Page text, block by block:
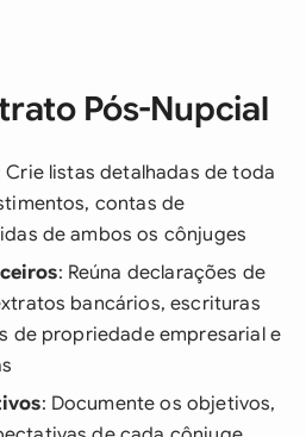
Pós-Nupcial
Crie listas detalhadas de toda
contas de
de ambos os cônjuges
: Reúna declarações de
bancários, escrituras
de propriedade empresarial e
: Documente os objetivos,